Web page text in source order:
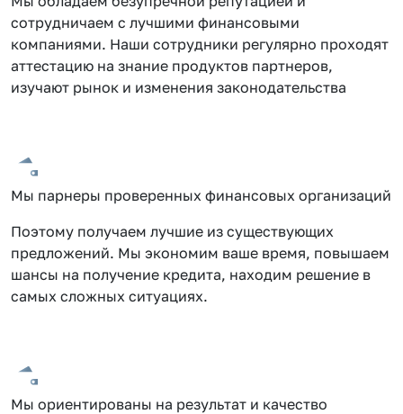
сотрудничаем с лучшими финансовыми
компаниями. Наши сотрудники регулярно проходят
аттестацию на знание продуктов партнеров,
изучают рынок и изменения законодательства
Мы парнеры проверенных финансовых организаций
Поэтому получаем лучшие из существующих
предложений. Мы экономим ваше время, повышаем
шансы на получение кредита, находим решение в
самых сложных ситуациях.
Мы ориентированы на результат и качество